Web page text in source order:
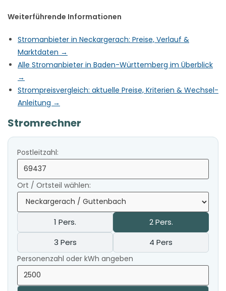
Weiterführende Informationen
Stromanbieter in Neckargerach: Preise, Verlauf &
Marktdaten →
Alle Stromanbieter in Baden-Württemberg im Überblick
→
Strompreisvergleich: aktuelle Preise, Kriterien & Wechsel-
Anleitung →
Stromrechner
Postleitzahl:
Ort / Ortsteil wählen:
1 Pers.
2 Pers.
3 Pers
4 Pers
Personenzahl oder kWh angeben